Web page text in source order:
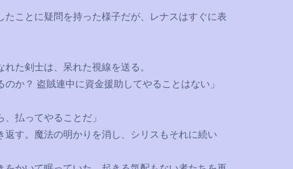
ことに疑問を持った様子だが、レナスはすぐに表
た剣士は、呆れた視線を送る。
か？ 盗賊連中に資金援助してやることはない」
、払ってやることだ」
す。魔法の明かりを消し、シリスもそれに続い